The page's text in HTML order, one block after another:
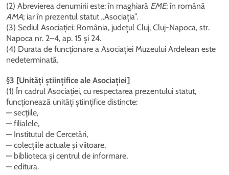
(2) Abrevierea denumirii este: în maghiară EME; în română
AMA; iar în prezentul statut „Asociația”.
(3) Sediul Asociației: România, județul Cluj, Cluj-Napoca, str.
Napoca nr. 2–4, ap. 15 și 24.
(4) Durata de funcționare a Asociației Muzeului Ardelean este
nedeterminată.
§3 [Unități științifice ale Asociației]
(1) În cadrul Asociației, cu respectarea prezentului statut,
funcționează unități științifice distincte:
— secțiile,
— filialele,
— Institutul de Cercetări,
— colecțiile actuale și viitoare,
— biblioteca și centrul de informare,
— editura.